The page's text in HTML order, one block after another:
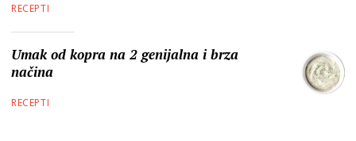
RECEPTI
Umak od kopra na 2 genijalna i brza
načina
RECEPTI